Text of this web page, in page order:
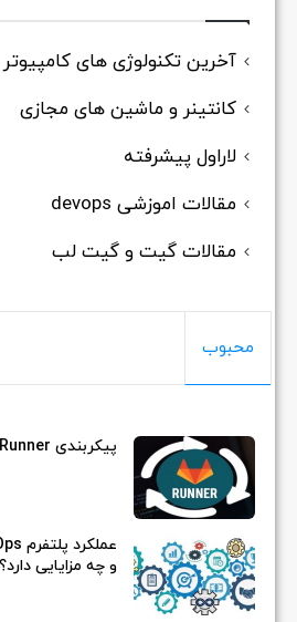
آخرین تکنولوژی های کامپیوتر
کانتینر و ماشین های مجازی
لاراول پیشرفته
مقالات اموزشی devops
مقالات گیت و گیت لب
محبوب
پیکربندی Runner ها در گیت لب
و چه مزایایی دارد؟